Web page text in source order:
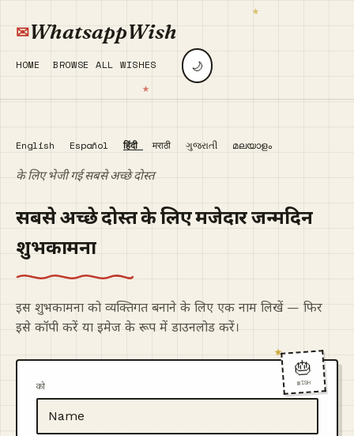
WhatsappWish
HOME BROWSE ALL WISHES 🌙
English Español हिंदी मराठी ગુજરાતી മലയാളം
के लिए भेजी गई सबसे अच्छे दोस्त
सबसे अच्छे दोस्त के लिए मजेदार जन्मदिन
शुभकामना
इस शुभकामना को व्यक्तिगत बनाने के लिए एक नाम लिखें — फिर
इसे कॉपी करें या इमेज के रूप में डाउनलोड करें।
🎂
WISH
को